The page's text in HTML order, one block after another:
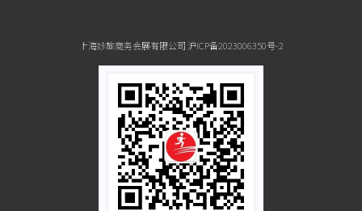
上海妙旅商务会展有限公司 沪ICP备2023006350号-2